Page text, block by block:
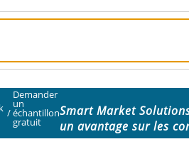
/
Demander
un
échantillon
gratuit
Smart Market
un avantage sur les